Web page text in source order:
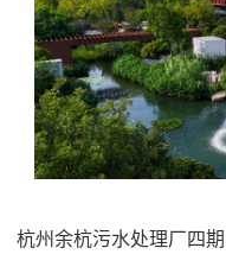
杭州余杭污水处理厂四期